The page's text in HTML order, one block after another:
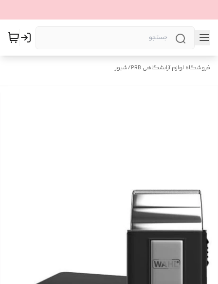
فروشگاه لوازم آرایشگاهی PRB /شیور